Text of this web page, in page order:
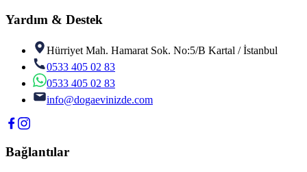
Yardım & Destek
Hürriyet Mah. Hamarat Sok. No:5/B Kartal / İstanbul
0533 405 02 83
0533 405 02 83
info@dogaevinizde.com
Bağlantılar